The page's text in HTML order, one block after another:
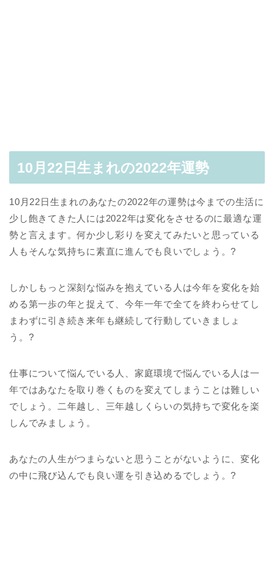
10月22日生まれの2022年運勢
10月22日生まれのあなたの2022年の運勢は今までの生活に
少し飽きてきた人には2022年は変化をさせるのに最適な運
勢と言えます。何か少し彩りを変えてみたいと思っている
人もそんな気持ちに素直に進んでも良いでしょう。?
しかしもっと深刻な悩みを抱えている人は今年を変化を始
める第一歩の年と捉えて、今年一年で全てを終わらせてし
まわずに引き続き来年も継続して行動していきましょ
う。?
仕事について悩んでいる人、家庭環境で悩んでいる人は一
年ではあなたを取り巻くものを変えてしまうことは難しい
でしょう。二年越し、三年越しくらいの気持ちで変化を楽
しんでみましょう。
あなたの人生がつまらないと思うことがないように、変化
の中に飛び込んでも良い運を引き込めるでしょう。?